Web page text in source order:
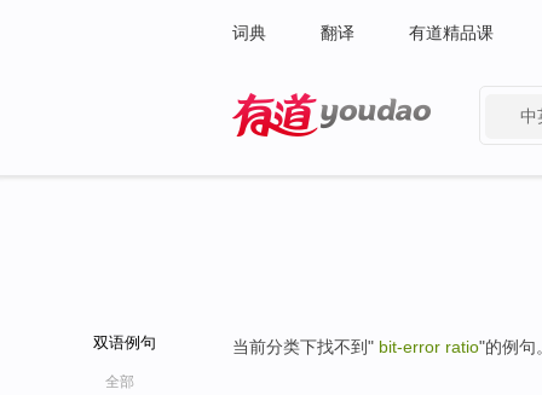
词典 翻译 有道精品课
中
双语例句
全部
当前分类下找不到" bit-error ratio"的例句。